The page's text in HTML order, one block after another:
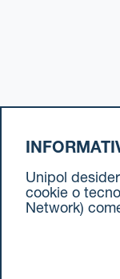
Unipol
cookie o
Network)